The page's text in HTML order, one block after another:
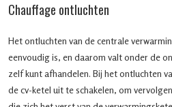
Chauffage ontluchten
Het ontluchten van de centrale
eenvoudig is, en daarom valt onder de
zelf kunt afhandelen. Bij het ontluchten
de cv-ketel uit te schakelen, om